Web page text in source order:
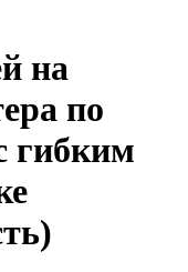
на
по
гибким